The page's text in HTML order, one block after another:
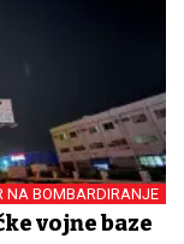
NA BOMBARDIRANJE
vojne baze